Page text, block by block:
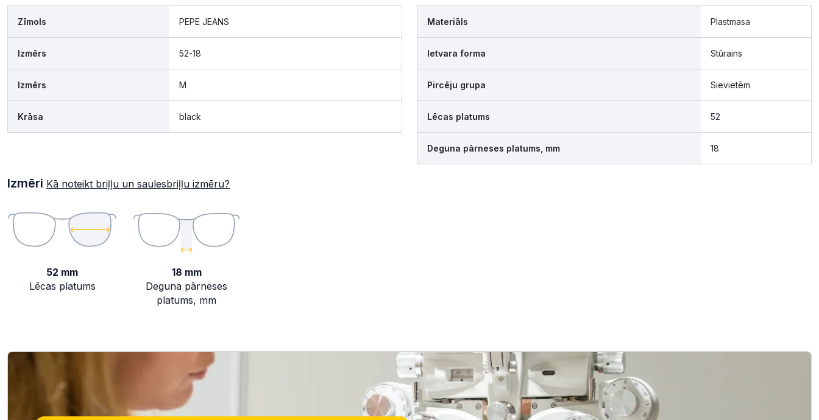
Zīmols PEPE JEANS
Izmērs 52-18
Izmērs M
Krāsa black
Materiāls Plastmasa
Ietvara forma Stūrains
Pircēju grupa Sievietēm
Lēcas platums 52
Deguna pārneses platums, mm 18
Izmēri Kā noteikt briļļu un saulesbriļļu izmēru?
52 mm
Lēcas platums
18 mm
Deguna pārneses
platums, mm